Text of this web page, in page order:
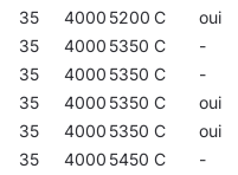
35
4000 5200 C oui
35
4000 5350 C -
35
4000 5350 C -
35
4000 5350 C oui
35
4000 5350 C oui
35
4000 5450 C -